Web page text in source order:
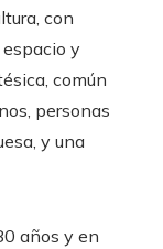
con
y
común
personas
y una
años y en